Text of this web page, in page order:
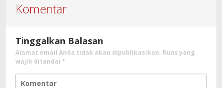
Komentar
Tinggalkan Balasan
Alamat email Anda tidak akan dipublikasikan. Ruas yang
wajib ditandai *